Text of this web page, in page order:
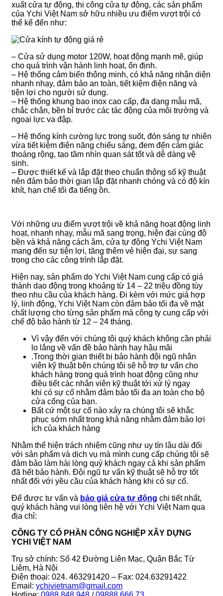
xuất cửa tự động, thi công cửa tự động, các sản phẩm
của Ychi Việt Nam sở hữu nhiều ưu điểm vượt trội có
thể kể đến như:
– Cửa sử dụng motor 120W, hoạt động mạnh mẽ, giúp
cho quá trình vận hành linh hoạt, ổn định.
– Hệ thống cảm biến thông minh, có khả năng nhận diện
nhanh nhạy, đảm bảo an toàn, tiết kiệm điện năng và
tiện lợi cho người sử dụng.
– Hệ thống khung bao inox cao cấp, đa dạng mẫu mã,
chắc chắn, bền bỉ trước các tác động của môi trường và
ngoại lực va đập.
– Hệ thống kính cường lực trong suốt, đón sáng tự nhiên
vừa tiết kiệm điện năng chiếu sáng, đem đến cảm giác
thoáng rộng, tạo tầm nhìn quan sát tốt và dễ dàng vệ
sinh.
– Được thiết kế và lắp đặt theo chuẩn thông số kỹ thuật
nên đảm bảo thời gian lắp đặt nhanh chóng và có độ kín
khít, hạn chế tối đa tiếng ồn.
Với những ưu điểm vượt trội về khả năng hoạt động linh
hoạt, nhanh nhạy, mẫu mã sang trọng, hiện đại cùng độ
bền và khả năng cách âm, cửa tự động Ychi Việt Nam
mang đến sự tiện lợi, tăng thêm vẻ hiện đại, sự sang
trọng cho các công trình lắp đặt.
Hiện nay, sản phẩm do Ychi Việt Nam cung cấp có giá
thành dao động trong khoảng từ 14 – 22 triệu đồng tùy
theo nhu cầu của khách hàng. Đi kèm với mức giá hợp
lý, linh động, Ychi Việt Nam còn đảm bảo tối đa về mặt
chất lượng cho từng sản phẩm mà công ty cung cấp với
chế độ bảo hành từ 12 – 24 tháng.
Vì vậy đến với chúng tôi quý khách không cần phải
lo lắng về vấn đề bảo hành hay hậu mãi
.Trong thời gian thiết bị bảo hành đội ngũ nhân
viên kỹ thuật bên chúng tôi sẽ hỗ trợ tư vấn cho
khách hàng trong quá trình hoạt động cũng như
điều tiết các nhân viên kỹ thuật tới xử lý ngay
khi có sự cố nhằm đảm bảo tối đa an toàn cho bộ
cửa cổng của bạn.
Bất cứ một sự cố nào xảy ra chúng tôi sẽ khắc
phục sớm nhất trong khả năng nhằm đảm bảo lợi
ích của khách hàng
Nhằm thể hiện trách nhiệm cũng như uy tín lâu dài đối
với sản phẩm và dịch vụ mà mình cung cấp chúng tôi sẽ
đảm bảo làm hài lòng quý khách ngay cả khi sản phẩm
đã hết bảo hành. Đội ngũ tư vấn kỹ thuật sẽ hỗ trợ tốt
nhất đối với yều cầu của khách hàng khi có sự cố.
Để được tư vấn và báo giá cửa tự động chi tiết nhất,
quý khách hàng vui lòng liên hệ với Ychi Việt Nam qua
địa chỉ:
CÔNG TY CỔ PHẦN CÔNG NGHIỆP XÂY DỰNG
YCHI VIỆT NAM
Trụ sở chính: Số 42 Đường Liên Mạc, Quận Bắc Từ
Liêm, Hà Nội
Điện thoại: 024. 463291420 – Fax: 024.63291422
Email: ychivietnam@gmail.com